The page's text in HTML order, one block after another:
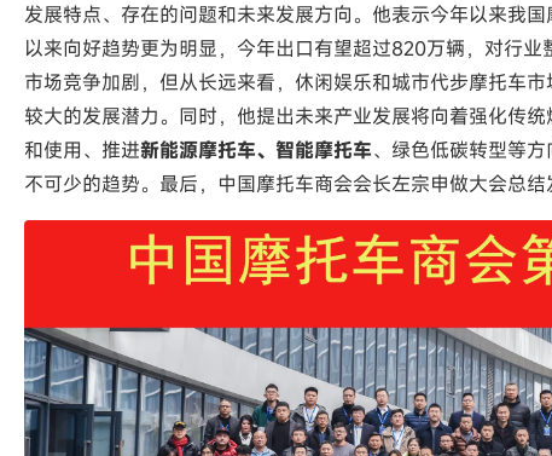
发展特点、存在的问题和未来发展方向。他表示今年以来我
以来向好趋势更为明显，今年出口有望超过820万辆，对行
市场竞争加剧，但从长远来看，休闲娱乐和城市代步摩托车
较大的发展潜力。同时，他提出未来产业发展将向着强化传
和使用、推进新能源摩托车、智能摩托车、绿色低碳转型等
不可少的趋势。最后，中国摩托车商会会长左宗申做大会总结